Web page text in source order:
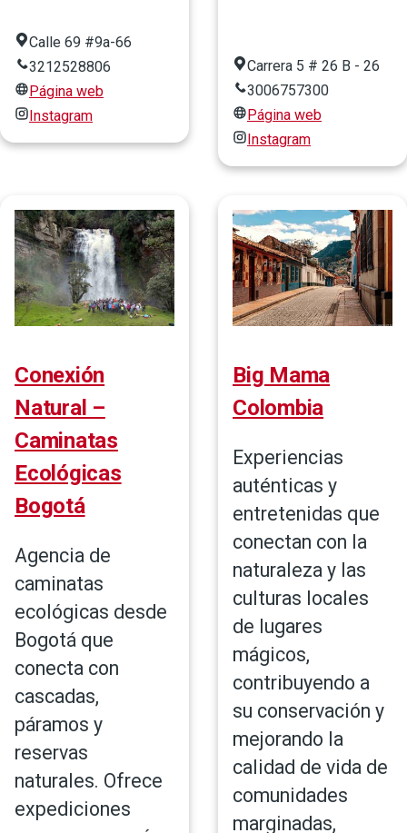
Calle 69 #9a-66
3212528806
Página web
Instagram
Carrera 5 # 26 B - 26
3006757300
Página web
Instagram
Conexión
Natural –
Caminatas
Ecológicas
Bogotá
Agencia de
caminatas
ecológicas desde
Bogotá que
conecta con
cascadas,
páramos y
reservas
naturales. Ofrece
expediciones
Big Mama
Colombia
Experiencias
auténticas y
entretenidas que
conectan con la
naturaleza y las
culturas locales
de lugares
mágicos,
contribuyendo a
su conservación y
mejorando la
calidad de vida de
comunidades
marginadas,